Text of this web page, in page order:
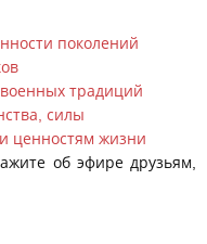
поколений
традиций
силы
ценностям жизни
об эфире друзьям,